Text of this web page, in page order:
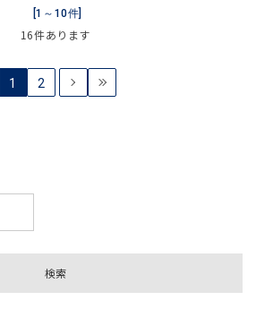
[1～10件]
16件あります
1 2